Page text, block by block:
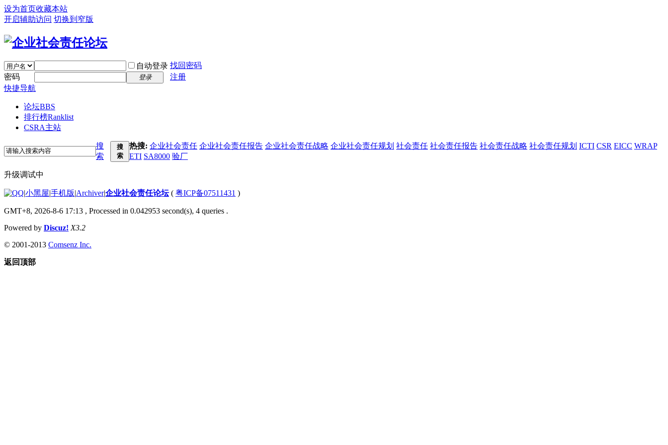
设为首页收藏本站
开启辅助访问 切换到窄版
自动登录 找回密码
密码
登录
注册
快捷导航
论坛BBS
排行榜Ranklist
CSRA主站
搜
索
搜
索
热搜: 企业社会责任 企业社会责任报告 企业社会责任战略 企业社会责任规划 社会责任 社会责任报告 社会责任战略 社会责任规划 ICTI CSR EICC WRAP
ETI SA8000 验厂
升级调试中
|小黑屋|手机版|Archiver|企业社会责任论坛( 粤ICP备07511431 )
GMT+8, 2026-8-6 17:13 , Processed in 0.042953 second(s), 4 queries .
Powered by Discuz! X3.2
© 2001-2013 Comsenz Inc.
返回顶部